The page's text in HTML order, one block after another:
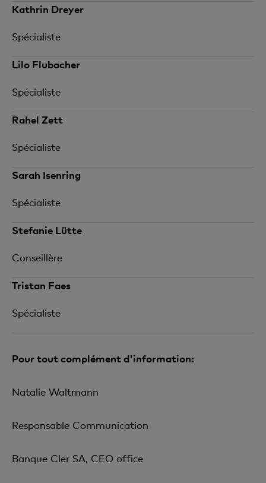
Kathrin Dreyer
Spécialiste
Lilo Flubacher
Spécialiste
Rahel Zett
Spécialiste
Sarah Isenring
Spécialiste
Stefanie Lütte
Conseillère
Tristan Faes
Spécialiste
Pour tout complément d'information:
Natalie Waltmann
Responsable Communication
Banque Cler SA, CEO office